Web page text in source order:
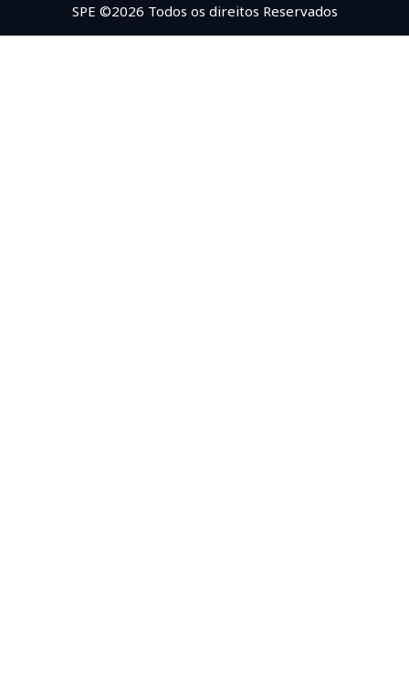
SPE ©2026 Todos os direitos Reservados